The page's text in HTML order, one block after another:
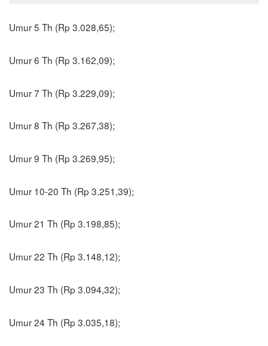
Umur 5 Th (Rp 3.028,65);
Umur 6 Th (Rp 3.162,09);
Umur 7 Th (Rp 3.229,09);
Umur 8 Th (Rp 3.267,38);
Umur 9 Th (Rp 3.269,95);
Umur 10-20 Th (Rp 3.251,39);
Umur 21 Th (Rp 3.198,85);
Umur 22 Th (Rp 3.148,12);
Umur 23 Th (Rp 3.094,32);
Umur 24 Th (Rp 3.035,18);